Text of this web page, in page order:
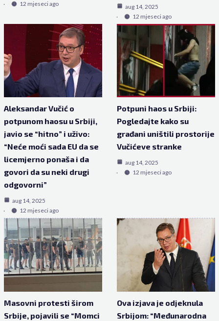
12 mjeseci ago
aug 14, 2025
12 mjeseci ago
Aleksandar Vučić o
potpunom haosu u Srbiji,
javio se “hitno” i uživo:
“Neće moći sada EU da se
licemjerno ponaša i da
govori da su neki drugi
odgovorni”
aug 14, 2025
12 mjeseci ago
Potpuni haos u Srbiji:
Pogledajte kako su
građani uništili prostorije
Vučićeve stranke
aug 14, 2025
12 mjeseci ago
Masovni protesti širom
Srbije, pojavili se “Momci
Ova izjava je odjeknula
Srbijom: “Međunarodna